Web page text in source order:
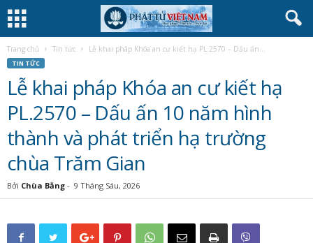
Trang chủ Tin tức Lễ khai pháp Khóa an cư kiết hạ PL.2570 – Dấu ấn...
TIN TỨC
Lễ khai pháp Khóa an cư kiết hạ
PL.2570 – Dấu ấn 10 năm hình
thành và phát triển hạ trường
chùa Trăm Gian
Bởi Chùa Bằng - 9 Tháng Sáu, 2026